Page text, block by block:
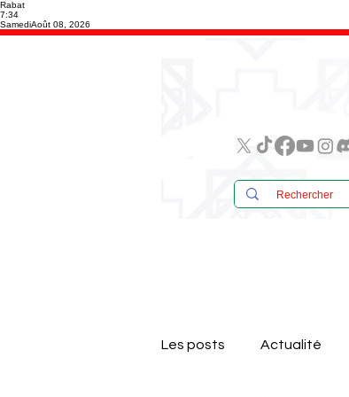
Rabat
7:34
SamediAoût 08, 2026
Les posts Actualité